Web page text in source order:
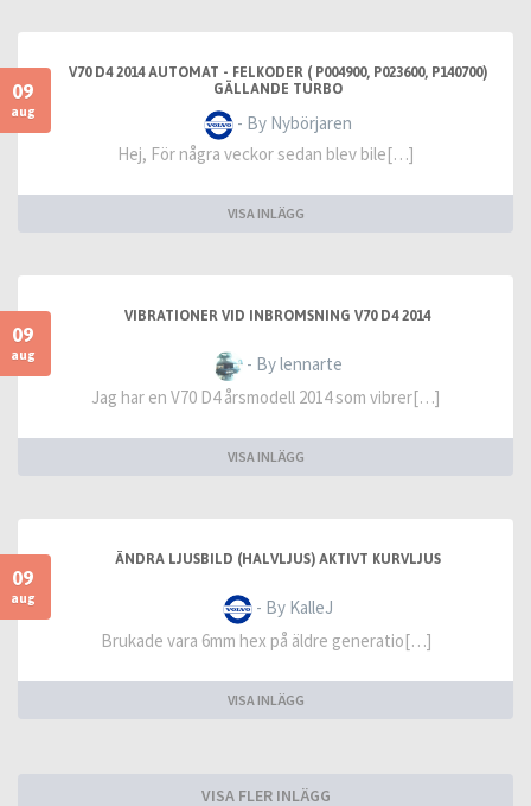
09
aug
V70 D4 2014 AUTOMAT - FELKODER ( P004900, P023600, P140700)
GÄLLANDE TURBO
- By Nybörjaren
Hej, För några veckor sedan blev bile[…]
VISA INLÄGG
09
aug
VIBRATIONER VID INBROMSNING V70 D4 2014
- By lennarte
Jag har en V70 D4 årsmodell 2014 som vibrer[…]
VISA INLÄGG
09
aug
ÄNDRA LJUSBILD (HALVLJUS) AKTIVT KURVLJUS
- By KalleJ
Brukade vara 6mm hex på äldre generatio[…]
VISA INLÄGG
VISA FLER INLÄGG